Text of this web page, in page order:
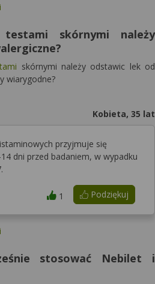
skórnymi należy
skórnymi należy odstawic lek od
wiarygodne?
Kobieta, 35 lat
przyjmuje się
dni przed badaniem, w wypadku
Podziękuj
1
stosować Nebilet i